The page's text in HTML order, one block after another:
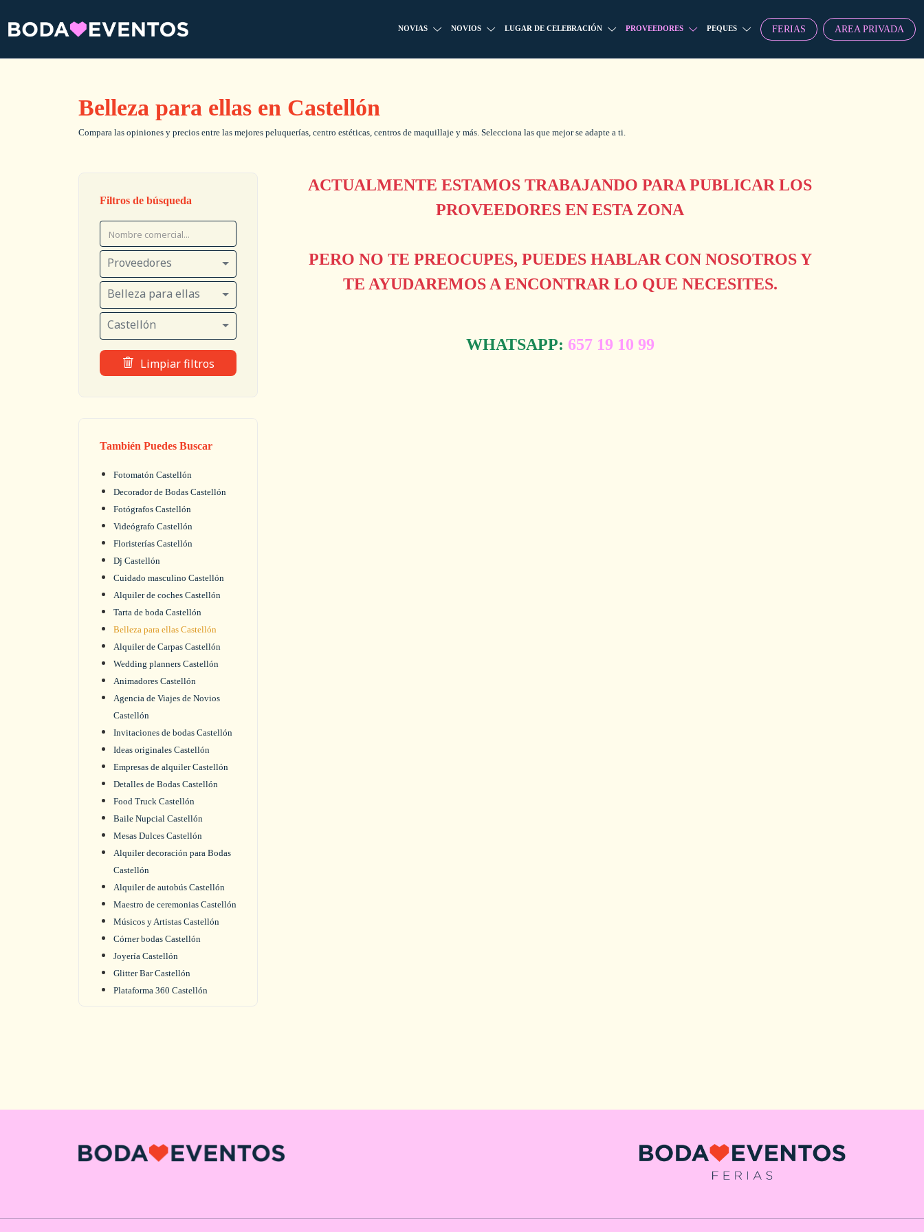
NOVIAS NOVIOS LUGAR DE CELEBRACIÓN PROVEEDORES PEQUES FERIAS AREA PRIVADA
Belleza para ellas en Castellón
Compara las opiniones y precios entre las mejores peluquerías, centro estéticas, centros de maquillaje y más. Selecciona las que mejor se adapte a ti.
Filtros de búsqueda
Proveedores
Belleza para ellas
Castellón
Limpiar filtros
También Puedes Buscar
Fotomatón Castellón
Decorador de Bodas Castellón
Fotógrafos Castellón
Videógrafo Castellón
Floristerías Castellón
Dj Castellón
Cuidado masculino Castellón
Alquiler de coches Castellón
Tarta de boda Castellón
Belleza para ellas Castellón
Alquiler de Carpas Castellón
Wedding planners Castellón
Animadores Castellón
Agencia de Viajes de Novios
Castellón
Invitaciones de bodas Castellón
Ideas originales Castellón
Empresas de alquiler Castellón
Detalles de Bodas Castellón
Food Truck Castellón
Baile Nupcial Castellón
Mesas Dulces Castellón
Alquiler decoración para Bodas
Castellón
Alquiler de autobús Castellón
Maestro de ceremonias Castellón
Músicos y Artistas Castellón
Córner bodas Castellón
Joyería Castellón
Glitter Bar Castellón
Plataforma 360 Castellón
ACTUALMENTE ESTAMOS TRABAJANDO PARA PUBLICAR LOS
PROVEEDORES EN ESTA ZONA
PERO NO TE PREOCUPES, PUEDES HABLAR CON NOSOTROS Y
TE AYUDAREMOS A ENCONTRAR LO QUE NECESITES.
WHATSAPP: 657 19 10 99